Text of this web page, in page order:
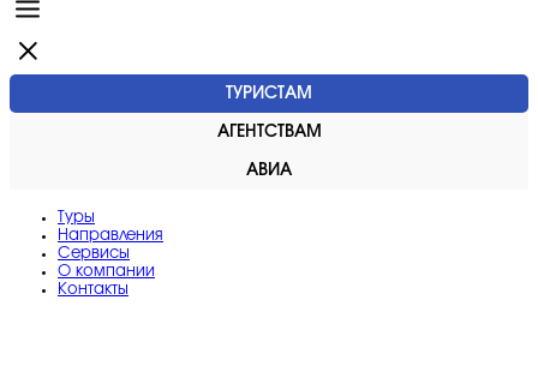
ТУРИСТАМ
АГЕНТСТВАМ
АВИА
Туры
Направления
Сервисы
O компании
Контакты